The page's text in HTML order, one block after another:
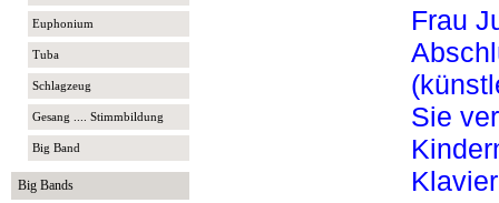
Euphonium
Tuba
Schlagzeug
Gesang .... Stimmbildung
Big Band
Big Bands
Frau
Sie